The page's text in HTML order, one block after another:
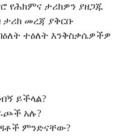
ታሪክዎን ያዘጋጁ
መረጃ ያቅርቡ
ተዕለት እንቅስቃሴዎችዎ
ይችላል?
አሉ?
ምንድናቸው?